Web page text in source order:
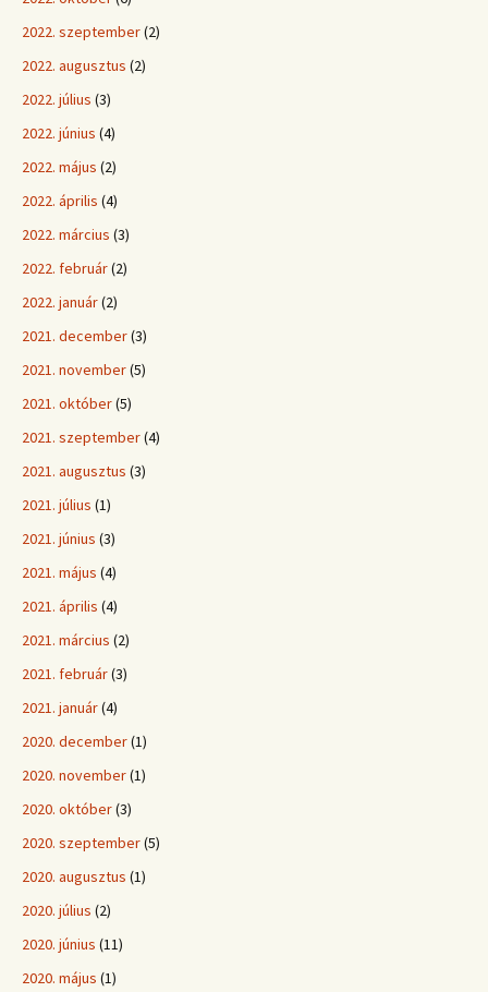
2022. szeptember(2)
2022. augusztus (2)
2022. július (3)
2022. június (4)
2022. május (2)
2022. április (4)
2022. március (3)
2022. február(2)
2022. január(2)
2021. december(3)
2021. november(5)
2021. október(5)
2021. szeptember(4)
2021. augusztus (3)
2021. július (1)
2021. június (3)
2021. május (4)
2021. április (4)
2021. március (2)
2021. február(3)
2021. január(4)
2020. december(1)
2020. november(1)
2020. október(3)
2020. szeptember(5)
2020. augusztus (1)
2020. július (2)
2020. június (11)
2020. május (1)